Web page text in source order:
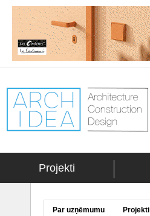
Projekti
Par uzņēmumu Projekti